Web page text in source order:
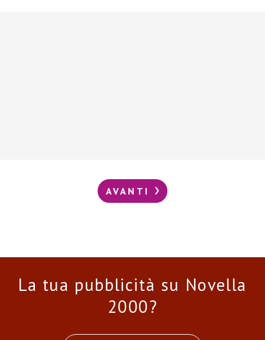
AVANTI
La tua pubblicità su Novella
2000?